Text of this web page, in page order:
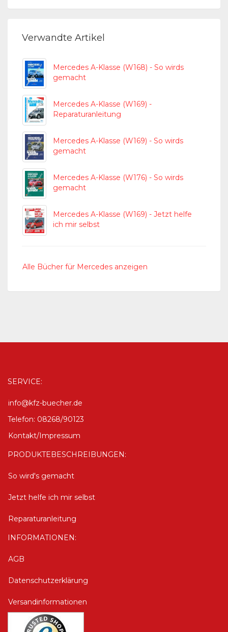
Verwandte Artikel
Mercedes A-Klasse (W168) - So wirds
gemacht
Mercedes A-Klasse (W169) -
Reparaturanleitung
Mercedes A-Klasse (W169) - So wirds
gemacht
Mercedes A-Klasse (W176) - So wirds
gemacht
Mercedes A-Klasse (W169) - Jetzt helfe
ich mir selbst
Alle Bücher für Mercedes anzeigen
SERVICE:
info@kfz-buecher.de
Telefon: 08268/90123
Kontakt/Impressum
PRODUKTEBESCHREIBUNGEN:
So wird's gemacht
Jetzt helfe ich mir selbst
Reparaturanleitung
INFORMATIONEN:
AGB
Datenschutzerklärung
Versandinformationen